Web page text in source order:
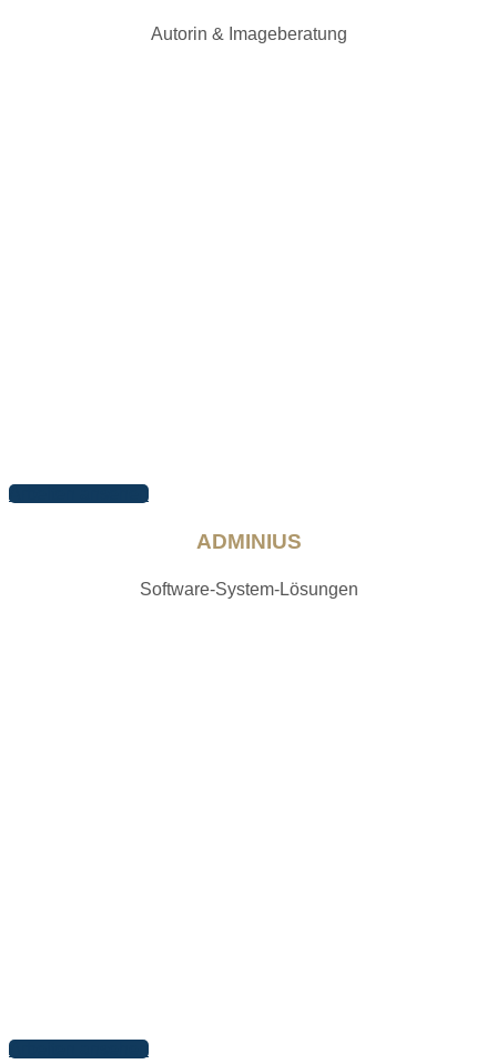
Autorin & Imageberatung
Arbeiten ansehen
ADMINIUS
Software-System-Lösungen
Arbeiten ansehen